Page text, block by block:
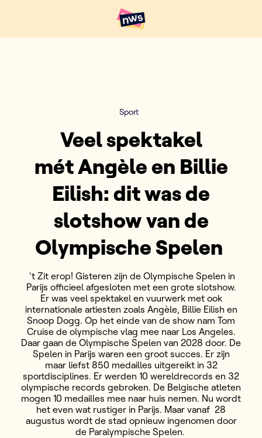
Hoofdpunten VRT NWS
Sport
Veel spektakel
mét Angèle en Billie
Eilish: dit was de
slotshow van de
Olympische Spelen
't Zit erop! Gisteren zijn de Olympische Spelen in
Parijs officieel afgesloten met een grote slotshow.
Er was veel spektakel en vuurwerk met ook
internationale artiesten zoals Angèle, Billie Eilish en
Snoop Dogg. Op het einde van de show nam Tom
Cruise de olympische vlag mee naar Los Angeles.
Daar gaan de Olympische Spelen van 2028 door. De
Spelen in Parijs waren een groot succes. Er zijn
maar liefst 850 medailles uitgereikt in 32
sportdisciplines. Er werden 10 wereldrecords en 32
olympische records gebroken. De Belgische atleten
mogen 10 medailles mee naar huis nemen. Nu wordt
het even wat rustiger in Parijs. Maar vanaf 28
augustus wordt de stad opnieuw ingenomen door
de Paralympische Spelen.